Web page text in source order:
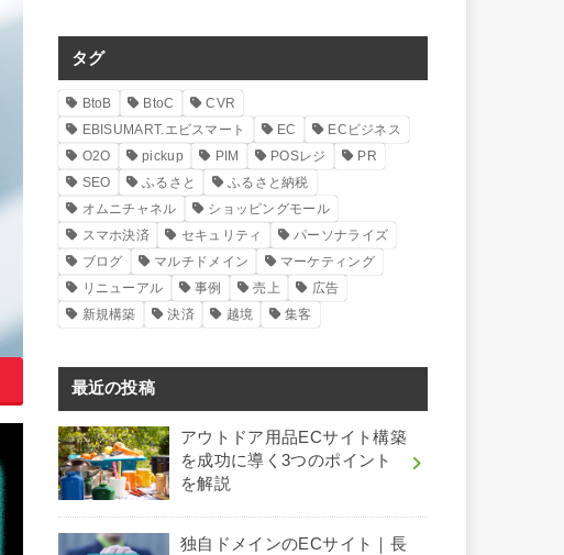
タグ
BtoB BtoC
CVR
EBISUMART.エビスマート
EC
ECビジネス
O2O
pickup PIM POSレジ
PR
SEO
ふるさと
ふるさと納税
オムニチャネル
ショッピングモール
スマホ決済
セキュリティ
パーソナライズ
ブログ
マルチドメイン
マーケティング
リニューアル
事例 売上
広告
新規構築
決済 越境 集客
最近の投稿
アウトドア用品ECサイト構築
を成功に導く3つのポイント
を解説
独自ドメインのECサイト｜長